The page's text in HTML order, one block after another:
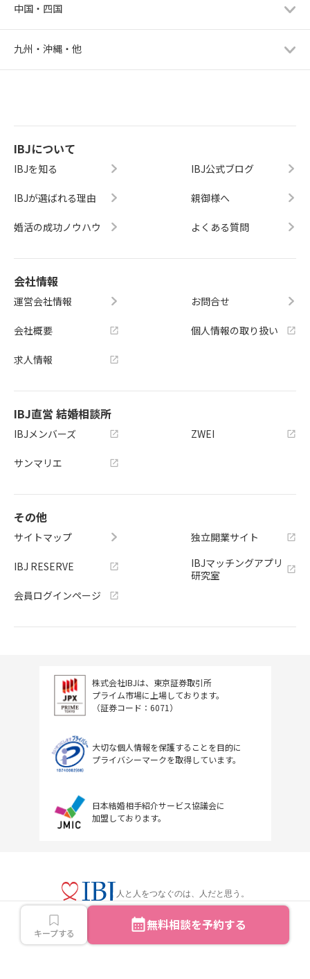
キープする 無料相談を予約する
中国・四国
九州・沖縄・他
IBJについて
IBJを知る
IBJが選ばれる理由
婚活の成功ノウハウ
IBJ公式ブログ
親御様へ
よくある質問
会社情報
運営会社情報
会社概要
求人情報
お問合せ
個人情報の取り扱い
IBJ直営 結婚相談所
IBJメンバーズ
サンマリエ
ZWEI
その他
サイトマップ
IBJ RESERVE
会員ログインページ
独立開業サイト
IBJマッチングアプリ
研究室
株式会社IBJは、東京証券取引所
プライム市場に上場しております。
（証券コード：6071）
大切な個人情報を保護することを目的に
プライバシーマークを取得しています。
日本結婚相手紹介サービス協議会に
加盟しております。
人と人をつなぐのは、人だと思う。